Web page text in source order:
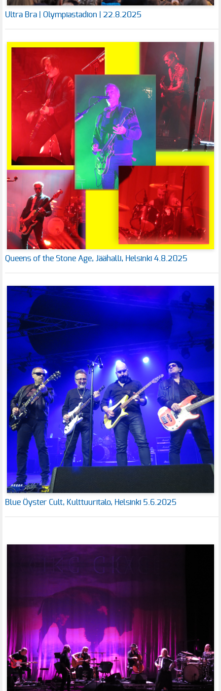
Ultra Bra | Olympiastadion | 22.8.2025
Queens of the Stone Age, Jäähalli, Helsinki 4.8.2025
Blue Öyster Cult, Kulttuuritalo, Helsinki 5.6.2025